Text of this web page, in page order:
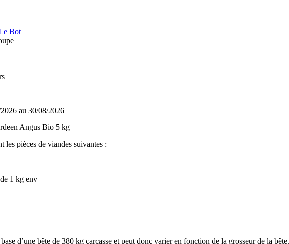
Bot
au 30/08/2026
pièces de viandes suivantes :
1 kg env
d’une bête de 380 kg carcasse et peut donc varier en fonction de la grosseur de la bête.